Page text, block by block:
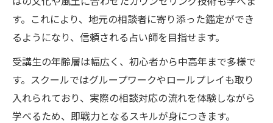
す。これにより、地元の相談者に寄り添った鑑定ができ
るようになり、信頼される占い師を目指せます。
受講生の年齢層は幅広く、初心者から中高年まで多様で
す。スクールではグループワークやロールプレイも取り
入れられており、実際の相談対応の流れを体験しながら
学べるため、即戦力となるスキルが身につきます。